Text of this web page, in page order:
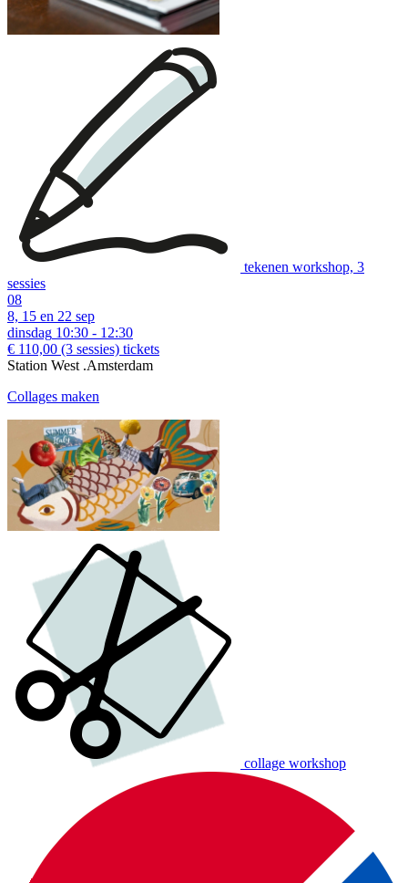
tekenen workshop, 3
sessies
08
8, 15 en 22 sep
dinsdag 10:30 - 12:30
€ 110,00 (3 sessies) tickets
Station West .Amsterdam
Collages maken
collage workshop